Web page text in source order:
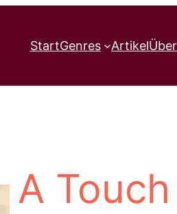
StartGenres Artikel
A